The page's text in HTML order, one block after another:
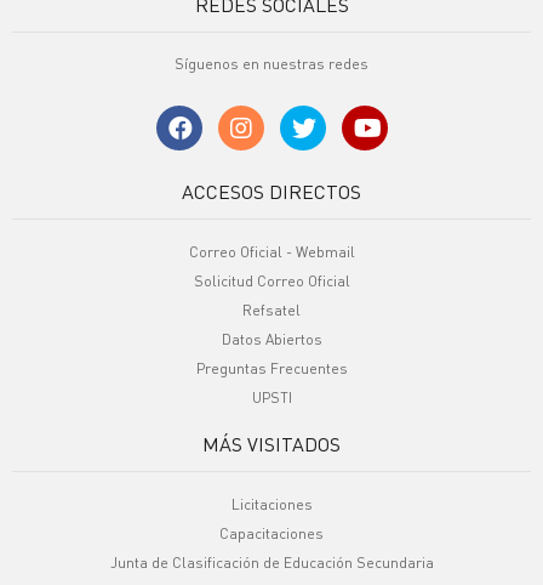
Síguenos en nuestras redes
ACCESOS DIRECTOS
Correo Oficial - Webmail
Solicitud Correo Oficial
Refsatel
Datos Abiertos
Preguntas Frecuentes
UPSTI
MÁS VISITADOS
Licitaciones
Capacitaciones
Junta de Clasificación de Educación Secundaria